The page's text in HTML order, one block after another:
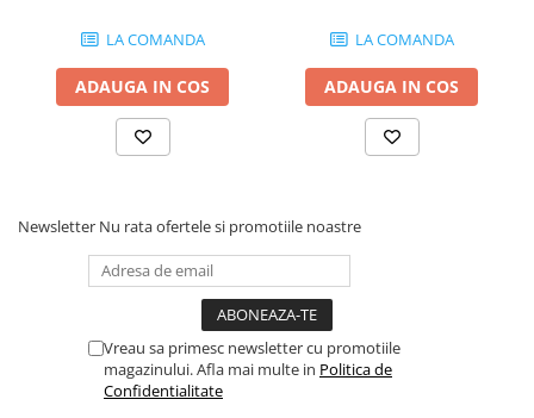
Camere IP
Accesorii retelistica
UPS & Stabilizatoare
Baterii UPS
Accesorii UPS
Servere, Storage & NAS
SSD enterprise
LA COMANDA
ADAUGA IN COS
LA COMANDA
ADAUGA IN COS
Newsletter Nu rata ofertele si promotiile noastre
Vreau sa primesc newsletter cu promotiile
magazinului. Afla mai multe in Politica de
Confidentialitate